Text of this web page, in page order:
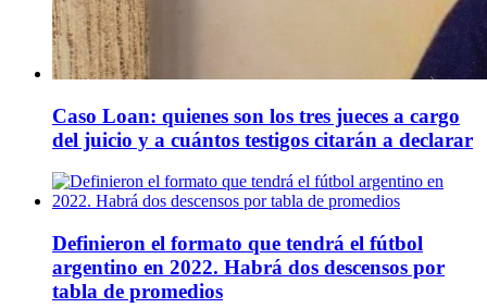
Caso Loan: quienes son los tres jueces a cargo
del juicio y a cuántos testigos citarán a declarar
Definieron el formato que tendrá el fútbol
argentino en 2022. Habrá dos descensos por
tabla de promedios